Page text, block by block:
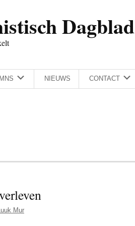
Dagblad
NIEUWS CONTACT
Mur